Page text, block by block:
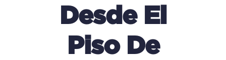
Desde El
Piso De